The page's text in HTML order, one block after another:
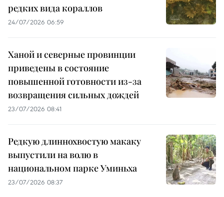
редких вида кораллов
24/07/2026 06:59
Ханой и северные провинции
приведены в состояние
повышенной готовности из-за
возвращения сильных дождей
23/07/2026 08:41
Редкую длиннохвостую макаку
выпустили на волю в
национальном парке Уминьха
23/07/2026 08:37